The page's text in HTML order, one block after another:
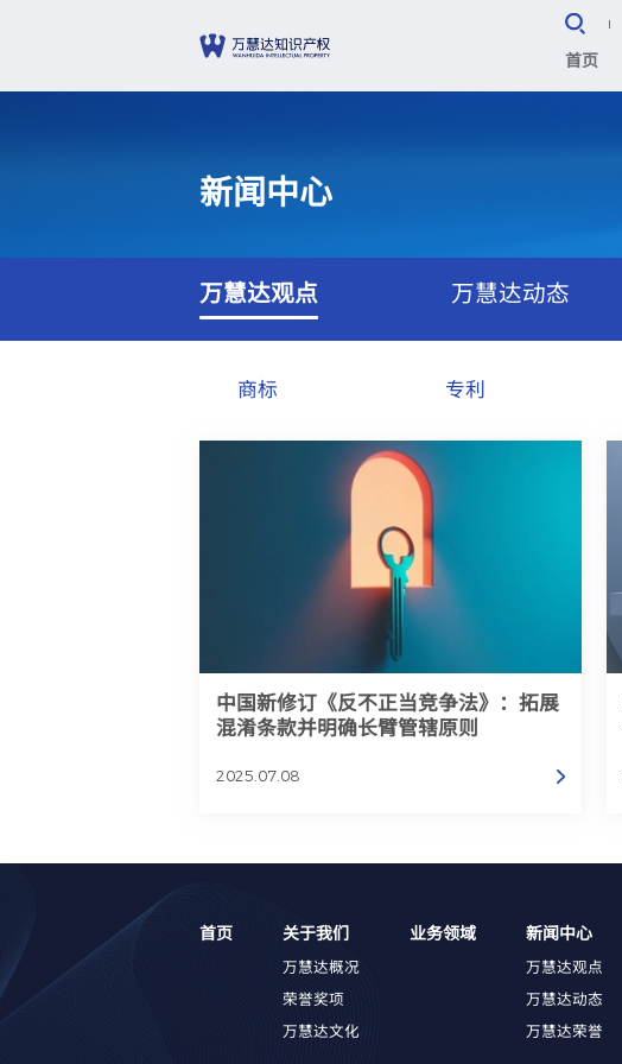
首页
新闻中心
万慧达观点 万慧达动态
商标 专利
中国新修订《反不正当竞争法》：拓展
混淆条款并明确长臂管辖原则
2025.07.08
首页 关于我们
万慧达概况
荣誉奖项
万慧达文化
业务领域 新闻中心
万慧达观点
万慧达动态
万慧达荣誉